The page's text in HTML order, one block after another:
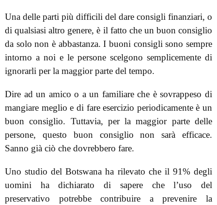
Una delle parti più difficili del dare consigli finanziari, o
di qualsiasi altro genere, è il fatto che un buon consiglio
da solo non è abbastanza. I buoni consigli sono sempre
intorno a noi e le persone scelgono semplicemente di
ignorarli per la maggior parte del tempo.
Dire ad un amico o a un familiare che è sovrappeso di
mangiare meglio e di fare esercizio periodicamente è un
buon consiglio. Tuttavia, per la maggior parte delle
persone, questo buon consiglio non sarà efficace.
Sanno già ciò che dovrebbero fare.
Uno studio del Botswana ha rilevato che il 91% degli
uomini ha dichiarato di sapere che l’uso del
preservativo potrebbe contribuire a prevenire la